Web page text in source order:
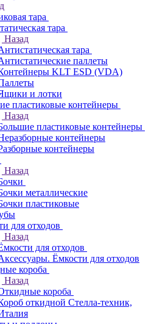
тара
тара
Назад
тара
паллеты
KLT ESD (VDA)
и лотки
пластиковые контейнеры
Назад
пластиковые контейнеры
контейнеры
контейнеры
Назад
металлические
пластиковые
для отходов
Назад
для отходов
Ёмкости для отходов
короба
Назад
короба
откидной Стелла-техник,